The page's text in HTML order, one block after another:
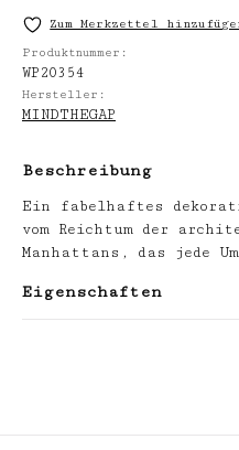
Zum Merkzettel
Produktnummer:
WP20354
Hersteller:
MINDTHEGAP
Beschreibung
Ein fabelhaftes
vom Reichtum der
Manhattans, das jede
Eigenschaften